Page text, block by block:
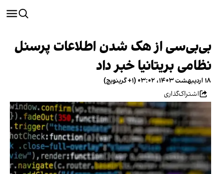
بی‌بی‌سی از هک شدن اطلاعات پرسنل
نظامی بریتانیا خبر داد
۱۸ اردیبهشت ۱۴۰۳، ۰۳:۰۲ (‎+۱ گرینویچ)
اشتراک‌گذاری